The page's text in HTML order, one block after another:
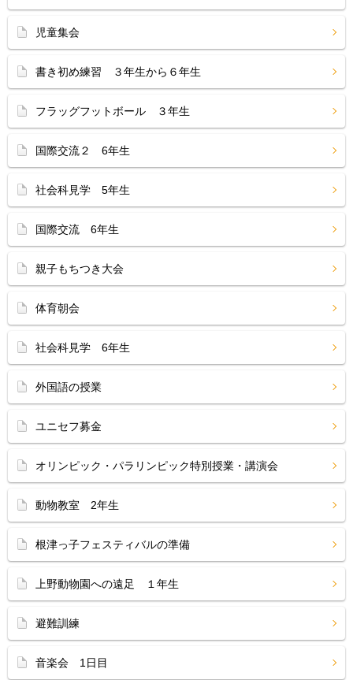
児童集会
書き初め練習 ３年生から６年生
フラッグフットボール ３年生
国際交流２ 6年生
社会科見学 5年生
国際交流 6年生
親子もちつき大会
体育朝会
社会科見学 6年生
外国語の授業
ユニセフ募金
オリンピック・パラリンピック特別授業・講演会
動物教室 2年生
根津っ子フェスティバルの準備
上野動物園への遠足 １年生
避難訓練
音楽会 1日目